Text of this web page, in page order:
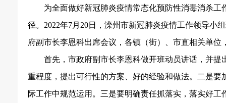
为全面做好新冠肺炎疫情常态化预防性消毒消杀
径。 2022年7月20日，滦州市新冠肺炎疫情工作领导小
府副市长李恩科出席会议，各镇（街）、市直相关单
首先，市政府副市长李恩科做开班动员讲话，并
重程度，提出可行性的方案、好的经验和做法。二是
际工作中规范运用。三是要明确责任抓落实，落实好